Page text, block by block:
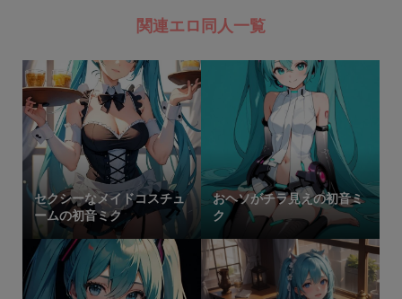
関連エロ同人一覧
セクシーなメイドコスチュ
ームの初音ミク
おヘソがチラ見えの初音ミ
ク